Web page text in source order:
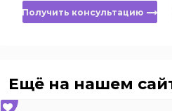
Получить консультацию
Ещё на нашем